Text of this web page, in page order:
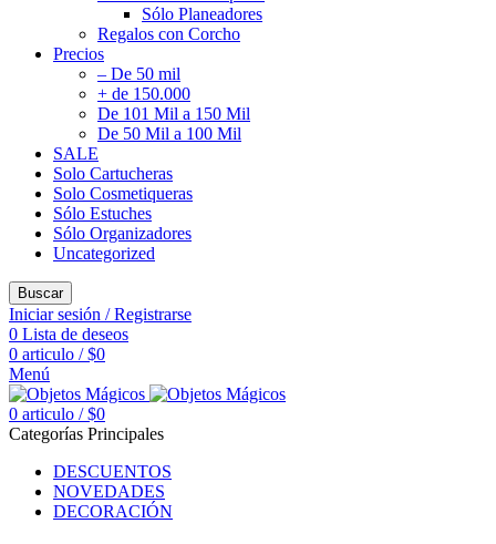
Sólo Planeadores
Regalos con Corcho
Precios
– De 50 mil
+ de 150.000
De 101 Mil a 150 Mil
De 50 Mil a 100 Mil
SALE
Solo Cartucheras
Solo Cosmetiqueras
Sólo Estuches
Sólo Organizadores
Uncategorized
Buscar
Iniciar sesión / Registrarse
0 Lista de deseos
0 articulo / $0
Menú
0 articulo / $0
Categorías Principales
DESCUENTOS
NOVEDADES
DECORACIÓN